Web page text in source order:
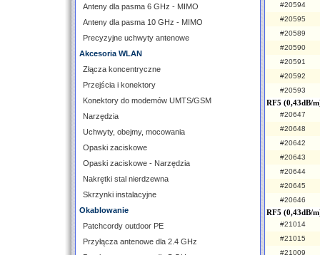
Anteny dla pasma 6 GHz - MIMO
Anteny dla pasma 10 GHz - MIMO
Precyzyjne uchwyty antenowe
Akcesoria WLAN
Złącza koncentryczne
Przejścia i konektory
Konektory do modemów UMTS/GSM
Narzędzia
Uchwyty, obejmy, mocowania
Opaski zaciskowe
Opaski zaciskowe - Narzędzia
Nakrętki stal nierdzewna
Skrzynki instalacyjne
Okablowanie
Patchcordy outdoor PE
Przyłącza antenowe dla 2.4 GHz
#20594
#20595
#20589
#20590
#20591
#20592
#20593
RF5 (0,43dB/
#20647
#20648
#20642
#20643
#20644
#20645
#20646
RF5 (0,43dB/
#21014
#21015
#21009